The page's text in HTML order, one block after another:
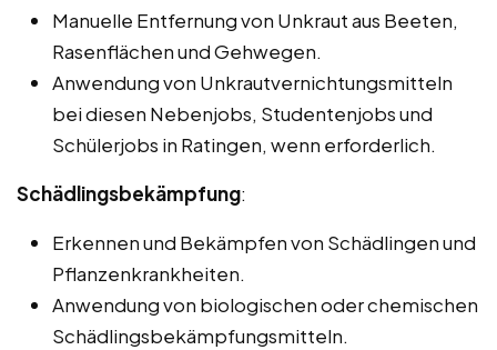
Manuelle Entfernung von Unkraut aus Beeten,
Rasenflächen und Gehwegen.
Anwendung von Unkrautvernichtungsmitteln
bei diesen Nebenjobs, Studentenjobs und
Schülerjobs in Ratingen, wenn erforderlich.
Schädlingsbekämpfung:
Erkennen und Bekämpfen von Schädlingen und
Pflanzenkrankheiten.
Anwendung von biologischen oder chemischen
Schädlingsbekämpfungsmitteln.